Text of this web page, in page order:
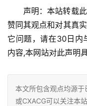
声明：本站转载
赞同其观点和对其真
它问题，请在30日内
内容,本网站对此声明
本文所包含观点均源
或CXACG可以关注本